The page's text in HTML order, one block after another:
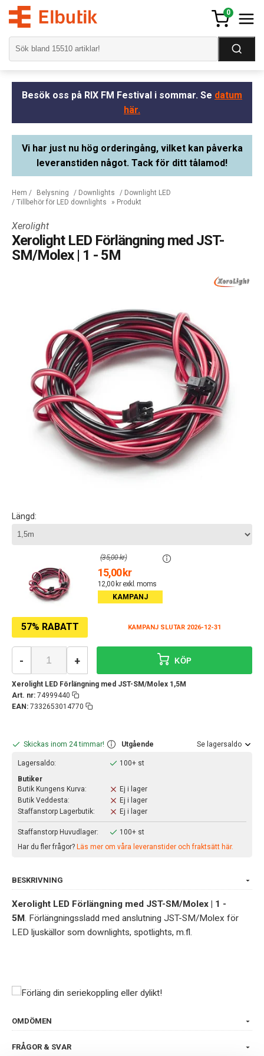
0
Besök oss på RIX FM Festival i sommar. Se datum
här.
Vi har just nu hög orderingång, vilket kan påverka
leveranstiden något. Tack för ditt tålamod!
Hem / Belysning / Downlights / Downlight LED
/ Tillbehör för LED downlights » Produkt
Xerolight
Xerolight LED Förlängning med JST-
SM/Molex | 1 - 5M
Längd:
57% RABATT KAMPANJ SLUTAR 2026-12-31
15,00 kr
12,00 kr exkl. moms
(35,00 kr)
KAMPANJ
Xerolight LED Förlängning med JST-SM/Molex 1,5M
Art. nr: 74999440
EAN: 7332653014770
- + KÖP
Skickas inom 24 timmar! Utgående Se lagersaldo
Lagersaldo:
100+ st
Butiker
Butik Kungens Kurva:
Ej i lager
Butik Veddesta:
Ej i lager
Staffanstorp Lagerbutik:
Ej i lager
Staffanstorp Huvudlager:
100+ st
Har du fler frågor? Läs mer om våra leveranstider och fraktsätt här.
BESKRIVNING
Xerolight LED Förlängning med JST-SM/Molex | 1 -
5M . Förlängningssladd med anslutning JST-SM/Molex för
LED ljuskällor som downlights, spotlights, m.fl.
OMDÖMEN
FRÅGOR & SVAR